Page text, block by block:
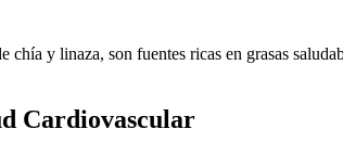
chía y linaza, son fuentes ricas en grasas
Cardiovascular